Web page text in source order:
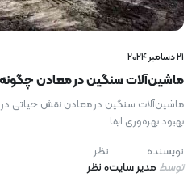
21 دسامبر 2024
ماشین‌آلات سنگین در معادن چگونه
ماشین‌آلات سنگین در معادن نقش حیاتی
بهبود بهره‌وری ایفا
نویسنده
توسطمدیر سایت
نظر
0 نظر